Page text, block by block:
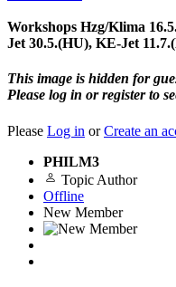
Workshops Hzg/Klima
Jet 30.5.(HU), KE-Jet
This image is hidden for
Please log in or register to
Please Log in orCreate an
PHILM3
Topic Author
Offline
New Member